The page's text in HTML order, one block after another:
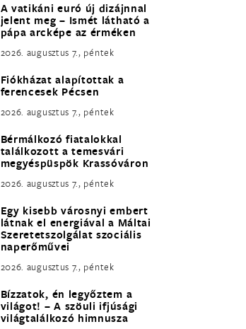
A vatikáni euró új dizájnnal
jelent meg – Ismét látható a
pápa arcképe az érméken
2026. augusztus 7., péntek
Fiókházat alapítottak a
ferencesek Pécsen
2026. augusztus 7., péntek
Bérmálkozó fiatalokkal
találkozott a temesvári
megyéspüspök Krassóváron
2026. augusztus 7., péntek
Egy kisebb városnyi embert
látnak el energiával a Máltai
Szeretetszolgálat szociális
naperőművei
2026. augusztus 7., péntek
Bízzatok, én legyőztem a
világot! – A szöuli ifjúsági
világtalálkozó himnusza